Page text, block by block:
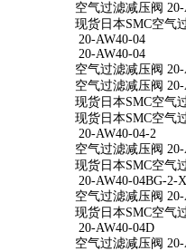
空气过滤减压阀 20-
现货日本SMC空气
20-AW40-04
20-AW40-04
空气过滤减压阀 20-
空气过滤减压阀 20-
现货日本SMC空气
现货日本SMC空气
20-AW40-04-2
空气过滤减压阀
现货日本SMC空气
20-AW40-04BG-2-
空气过滤减压阀
现货日本SMC空气
20-AW40-04D
空气过滤减压阀